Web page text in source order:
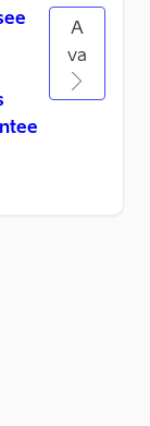
A
va